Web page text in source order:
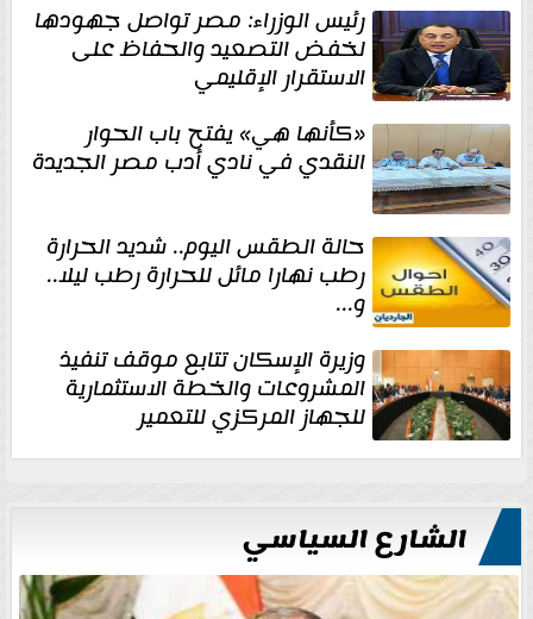
رئيس الوزراء: مصر تواصل جهودها
لخفض التصعيد والحفاظ على
الاستقرار الإقليمي
«كأنها هي» يفتح باب الحوار
النقدي في نادي أدب مصر الجديدة
حالة الطقس اليوم.. شديد الحرارة
رطب نهارا مائل للحرارة رطب ليلا..
و...
وزيرة الإسكان تتابع موقف تنفيذ
المشروعات والخطة الاستثمارية
للجهاز المركزي للتعمير
الشارع السياسي